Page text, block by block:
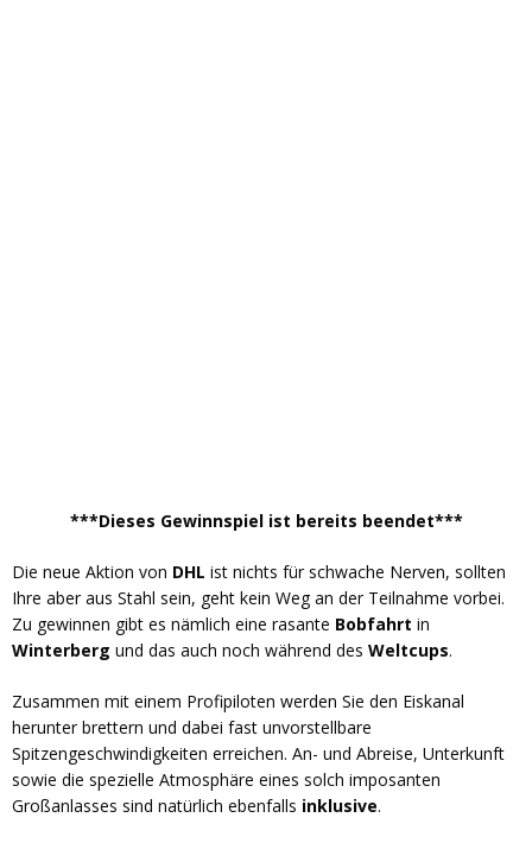
***Dieses Gewinnspiel ist bereits beendet***
Die neue Aktion von DHL ist nichts für schwache Nerven, sollten
Ihre aber aus Stahl sein, geht kein Weg an der Teilnahme vorbei.
Zu gewinnen gibt es nämlich eine rasante Bobfahrt in
Winterberg und das auch noch während des Weltcups.
Zusammen mit einem Profipiloten werden Sie den Eiskanal
herunter brettern und dabei fast unvorstellbare
Spitzengeschwindigkeiten erreichen. An- und Abreise, Unterkunft
sowie die spezielle Atmosphäre eines solch imposanten
Großanlasses sind natürlich ebenfalls inklusive.